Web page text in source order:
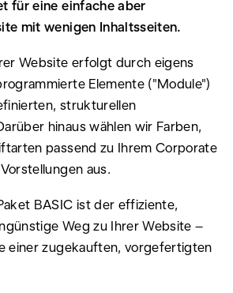
für eine einfache aber
mit wenigen Inhaltsseiten.
Website erfolgt durch eigens
Elemente ("Module")
strukturellen
hinaus wählen wir Farben,
passend zu Ihrem Corporate
aus.
BASIC ist der effiziente,
Weg zu Ihrer Website –
einer zugekauften, vorgefertigten